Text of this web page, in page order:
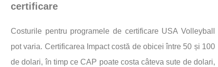
certificare
Costurile pentru programele de certificare USA Volleyball
pot varia. Certificarea Impact costă de obicei între 50 și 100
de dolari, în timp ce CAP poate costa câteva sute de dolari,